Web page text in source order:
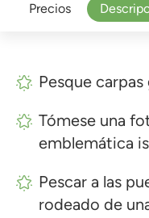
Precios
Pesque
Tómese una
emblemática
Pescar a las
rodeado de